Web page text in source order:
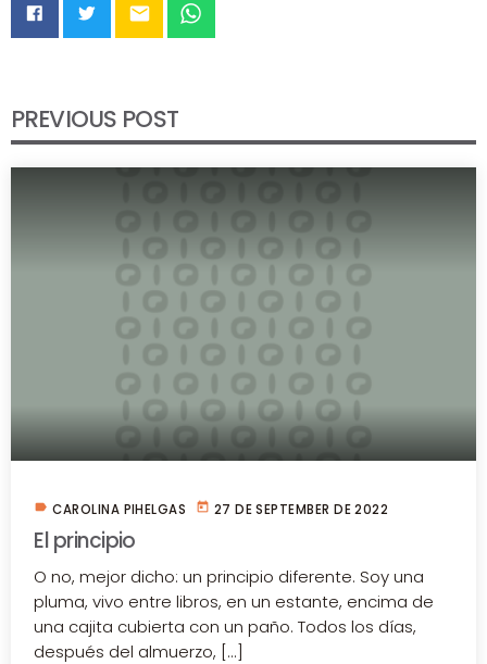
email
PREVIOUS POST
label CAROLINA PIHELGAS today 27 DE SEPTEMBER DE 2022
El principio
O no, mejor dicho: un principio diferente. Soy una
pluma, vivo entre libros, en un estante, encima de
una cajita cubierta con un paño. Todos los días,
después del almuerzo, [...]